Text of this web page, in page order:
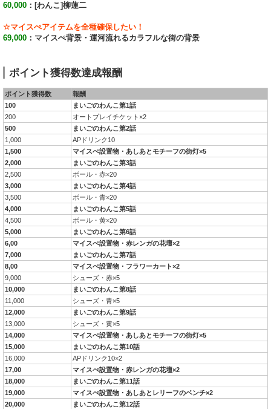
60,000 ：[わんこ]柳蓮二
☆マイスぺアイテムを全種確保したい！
69,000 ：マイスぺ背景・運河流れるカラフルな街の背景
ポイント獲得数達成報酬
ポイント獲得数
報酬
100
まいごのわんこ第1話
200
オートプレイチケット×2
500
まいごのわんこ第2話
1,000
APドリンク10
1,500
マイスぺ設置物・あしあとモチーフの街灯×5
2,000
まいごのわんこ第3話
2,500
ボール・赤×20
3,000
まいごのわんこ第4話
3,500
ボール・青×20
4,000
まいごのわんこ第5話
4,500
ボール・黄×20
5,000
まいごのわんこ第6話
6,00
マイスぺ設置物・赤レンガの花壇×2
7,000
まいごのわんこ第7話
8,00
マイスぺ設置物・フラワーカート×2
9,000
シューズ・赤×5
10,000
まいごのわんこ第8話
11,000
シューズ・青×5
12,000
まいごのわんこ第9話
13,000
シューズ・黄×5
14,000
マイスぺ設置物・あしあとモチーフの街灯×5
15,000
まいごのわんこ第10話
16,000
APドリンク10×2
17,00
マイスぺ設置物・赤レンガの花壇×2
18,000
まいごのわんこ第11話
19,000
マイスぺ設置物・あしあとレリーフのベンチ×2
20,000
まいごのわんこ第12話